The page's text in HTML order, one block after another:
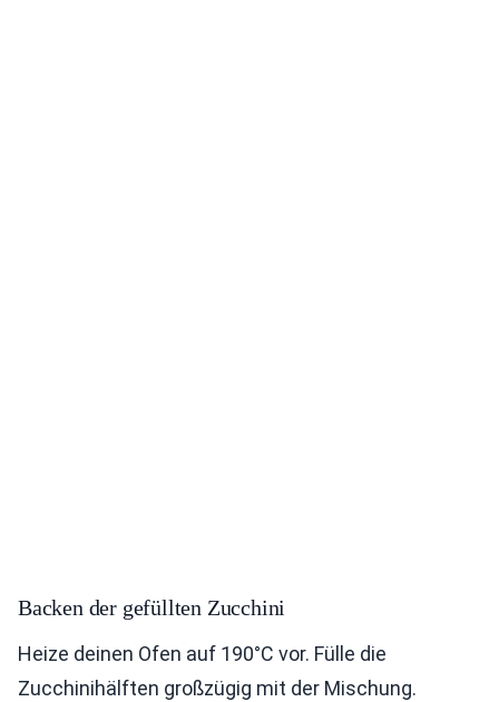
Backen der gefüllten Zucchini
Heize deinen Ofen auf 190°C vor. Fülle die
Zucchinihälften großzügig mit der Mischung.